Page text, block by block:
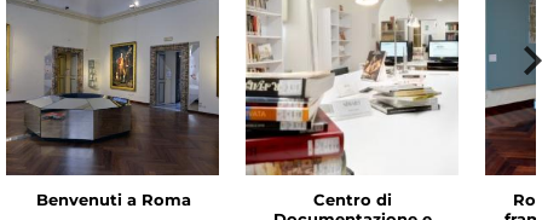
Benvenuti a Roma
Centro di